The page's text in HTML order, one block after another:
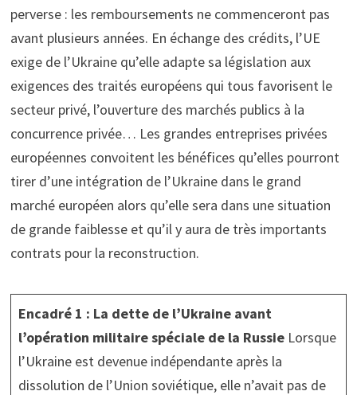
perverse : les remboursements ne commenceront pas
avant plusieurs années. En échange des crédits, l’UE
exige de l’Ukraine qu’elle adapte sa législation aux
exigences des traités européens qui tous favorisent le
secteur privé, l’ouverture des marchés publics à la
concurrence privée… Les grandes entreprises privées
européennes convoitent les bénéfices qu’elles pourront
tirer d’une intégration de l’Ukraine dans le grand
marché européen alors qu’elle sera dans une situation
de grande faiblesse et qu’il y aura de très importants
contrats pour la reconstruction.
Encadré 1 : La dette de l’Ukraine avant
l’opération militaire spéciale de la RussieLorsque
l’Ukraine est devenue indépendante après la
dissolution de l’Union soviétique, elle n’avait pas de